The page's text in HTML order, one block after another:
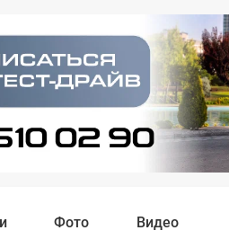
Фото Видео